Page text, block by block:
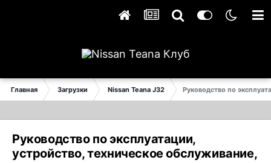
Главная Загрузки Nissan Teana J32 Руководство по
Руководство по эксплуатации,
устройство, техническое обслуживание,